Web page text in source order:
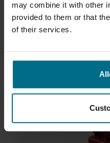
may combine it with other
provided to them or that
of their services.
A EZstrip™ é o novo
Pressão